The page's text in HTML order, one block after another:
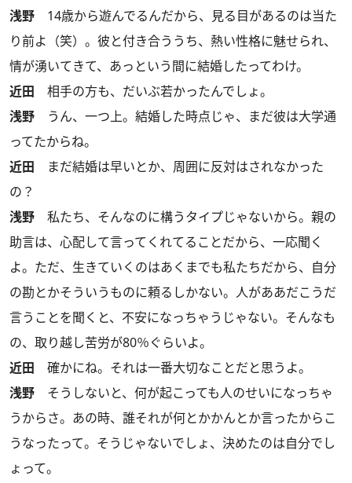
浅野 14歳から遊んでるんだから、見る目があるのは当た
り前よ（笑）。彼と付き合ううち、熱い性格に魅せられ、
情が湧いてきて、あっという間に結婚したってわけ。
近田 相手の方も、だいぶ若かったんでしょ。
浅野 うん、一つ上。結婚した時点じゃ、まだ彼は大学通
ってたからね。
近田 まだ結婚は早いとか、周囲に反対はされなかった
の？
浅野 私たち、そんなのに構うタイプじゃないから。親の
助言は、心配して言ってくれてることだから、一応聞く
よ。ただ、生きていくのはあくまでも私たちだから、自分
の勘とかそういうものに頼るしかない。人がああだこうだ
言うことを聞くと、不安になっちゃうじゃない。そんなも
の、取り越し苦労が80％ぐらいよ。
近田 確かにね。それは一番大切なことだと思うよ。
浅野 そうしないと、何が起こっても人のせいになっちゃ
うからさ。あの時、誰それが何とかかんとか言ったからこ
うなったって。そうじゃないでしょ、決めたのは自分でし
ょって。